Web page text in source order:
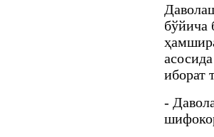
бўйича
иборат
-